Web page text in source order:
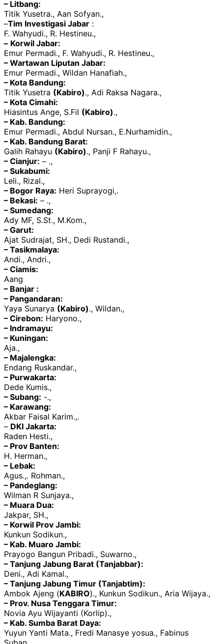
– Litbang:
Titik Yusetra., Aan Sofyan.,
–Tim Investigasi Jabar :
F. Wahyudi., R. Hestineu.,
– Korwil Jabar:
Emur Permadi., F. Wahyudi., R. Hestineu.,
– Wartawan Liputan Jabar:
Emur Permadi., Wildan Hanafiah.,
– Kota Bandung:
Titik Yusetra (Kabiro)., Adi Raksa Nagara.,
– Kota Cimahi:
Hiasintus Ange, S.Fil (Kabiro).,
– Kab. Bandung:
Emur Permadi., Abdul Nursan., E.Nurhamidin.,
– Kab. Bandung Barat:
Galih Rahayu (Kabiro)., Panji F Rahayu.,
– Cianjur: – .,
– Sukabumi:
Leli., Rizal.,
– Bogor Raya: Heri Suprayogi,.
– Bekasi: – .,
– Sumedang:
Ady MF, S.St., M.Kom.,
– Garut:
Ajat Sudrajat, SH., Dedi Rustandi.,
– Tasikmalaya:
Andi., Andri.,
– Ciamis:
Aang
– Banjar :
– Pangandaran:
Yaya Sunarya (Kabiro)., Wildan.,
– Cirebon: Haryono.,
– Indramayu:
– Kuningan:
Aja.,
– Majalengka:
Endang Ruskandar.,
– Purwakarta:
Dede Kumis.,
– Subang: -.,
– Karawang:
Akbar Faisal Karim.,.
– DKI Jakarta:
Raden Hesti.,
– Prov Banten:
H. Herman.,
– Lebak:
Agus.,. Rohman.,
– Pandeglang:
Wilman R Sunjaya.,
– Muara Dua:
Jakpar, SH.,
– Korwil Prov Jambi:
Kunkun Sodikun.,
– Kab. Muaro Jambi:
Prayogo Bangun Pribadi., Suwarno.,
– Tanjung Jabung Barat (Tanjabbar):
Deni., Adi Kamal.,
– Tanjung Jabung Timur (Tanjabtim):
Ambok Ajeng (KABIRO)., Kunkun Sodikun., Aria Wijaya.,
– Prov. Nusa Tenggara Timur:
Novia Ayu Wijayanti (Korlip).,
– Kab. Sumba Barat Daya:
Yuyun Yanti Mata., Fredi Manasye yosua., Fabinus